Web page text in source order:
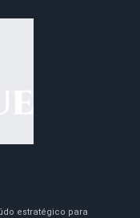
estratégico para